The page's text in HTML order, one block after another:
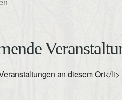
an diesem Ort</li>